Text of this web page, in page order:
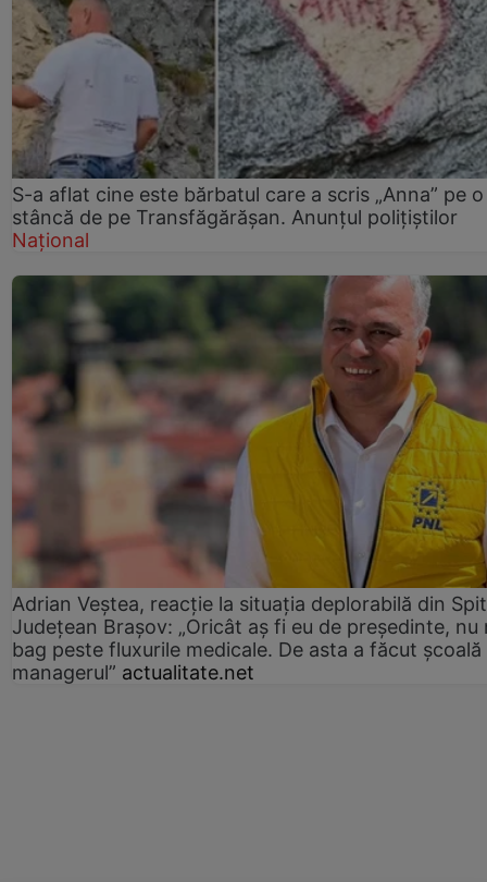
S-a aflat cine este bărbatul care a scris „Anna” pe o
stâncă de pe Transfăgărășan. Anunțul polițiștilor
Național
Adrian Veștea, reacție la situația deplorabilă din
Județean Brașov: „Oricât aș fi eu de președinte, nu
bag peste fluxurile medicale. De asta a făcut școală
managerul” actualitate.net